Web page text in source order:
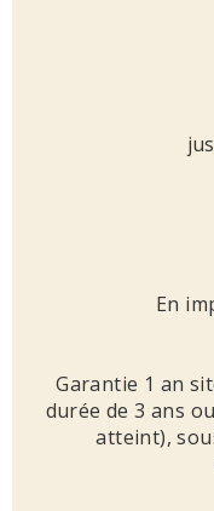
En
‎Garantie 1 an
durée de 3 ans
atteint),